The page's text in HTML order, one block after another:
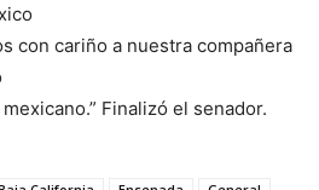
con cariño a nuestra compañera
Finalizó el senador.